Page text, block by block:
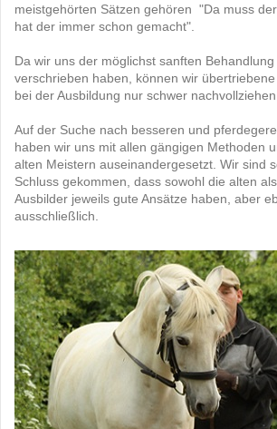
meistgehörten Sätzen gehören "Da muss
hat der immer schon gemacht".
Da wir uns der möglichst sanften
verschrieben haben, können wir
bei der Ausbildung nur schwer nachvollziehen.
Auf der Suche nach besseren und
haben wir uns mit allen gängigen Methoden
alten Meistern auseinandergesetzt. Wir sind
Schluss gekommen, dass sowohl die alten
Ausbilder jeweils gute Ansätze haben, aber
ausschließlich.